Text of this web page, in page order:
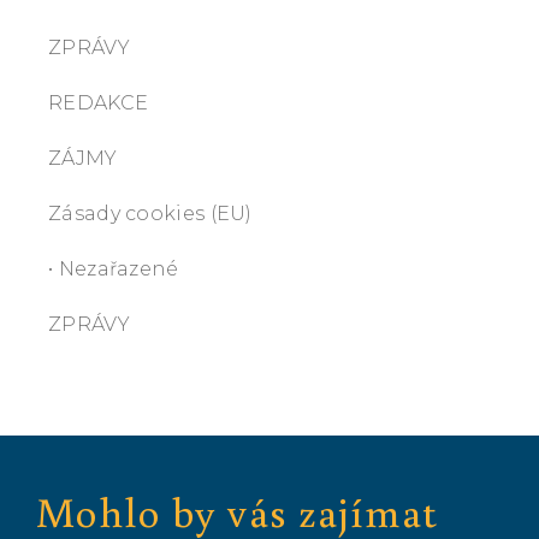
ZPRÁVY
REDAKCE
ZÁJMY
Zásady cookies (EU)
• Nezařazené
ZPRÁVY
Mohlo by vás zajímat